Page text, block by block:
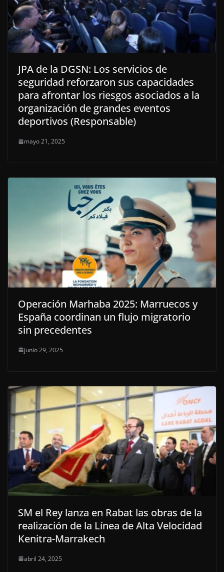
JPA de la DGSN: Los servicios de
seguridad reforzaron sus capacidades
para afrontar los riesgos asociados a la
organización de grandes eventos
deportivos (Responsable)
mayo 21, 2025
Operación Marhaba 2025: Marruecos y
España coordinan un flujo migratorio
sin precedentes
junio 29, 2025
SM el Rey lanza en Rabat las obras de la
realización de la Línea de Alta Velocidad
Kenitra-Marrakech
abril 24, 2025